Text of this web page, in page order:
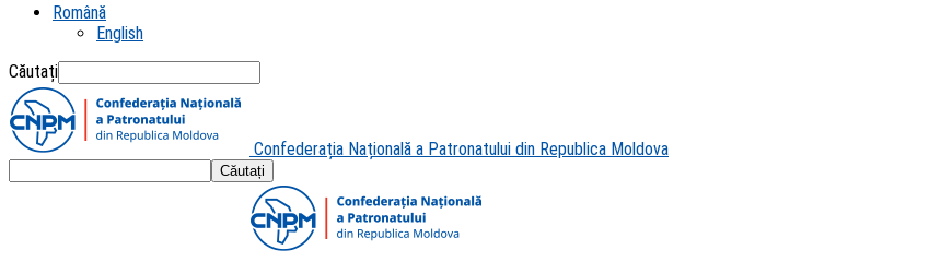
Română
English
Căutați
Confederația Națională a Patronatului din Republica Moldova